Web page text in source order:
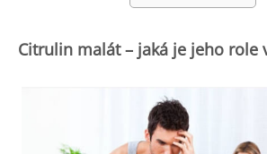
Citrulin malát – jaká je jeho role